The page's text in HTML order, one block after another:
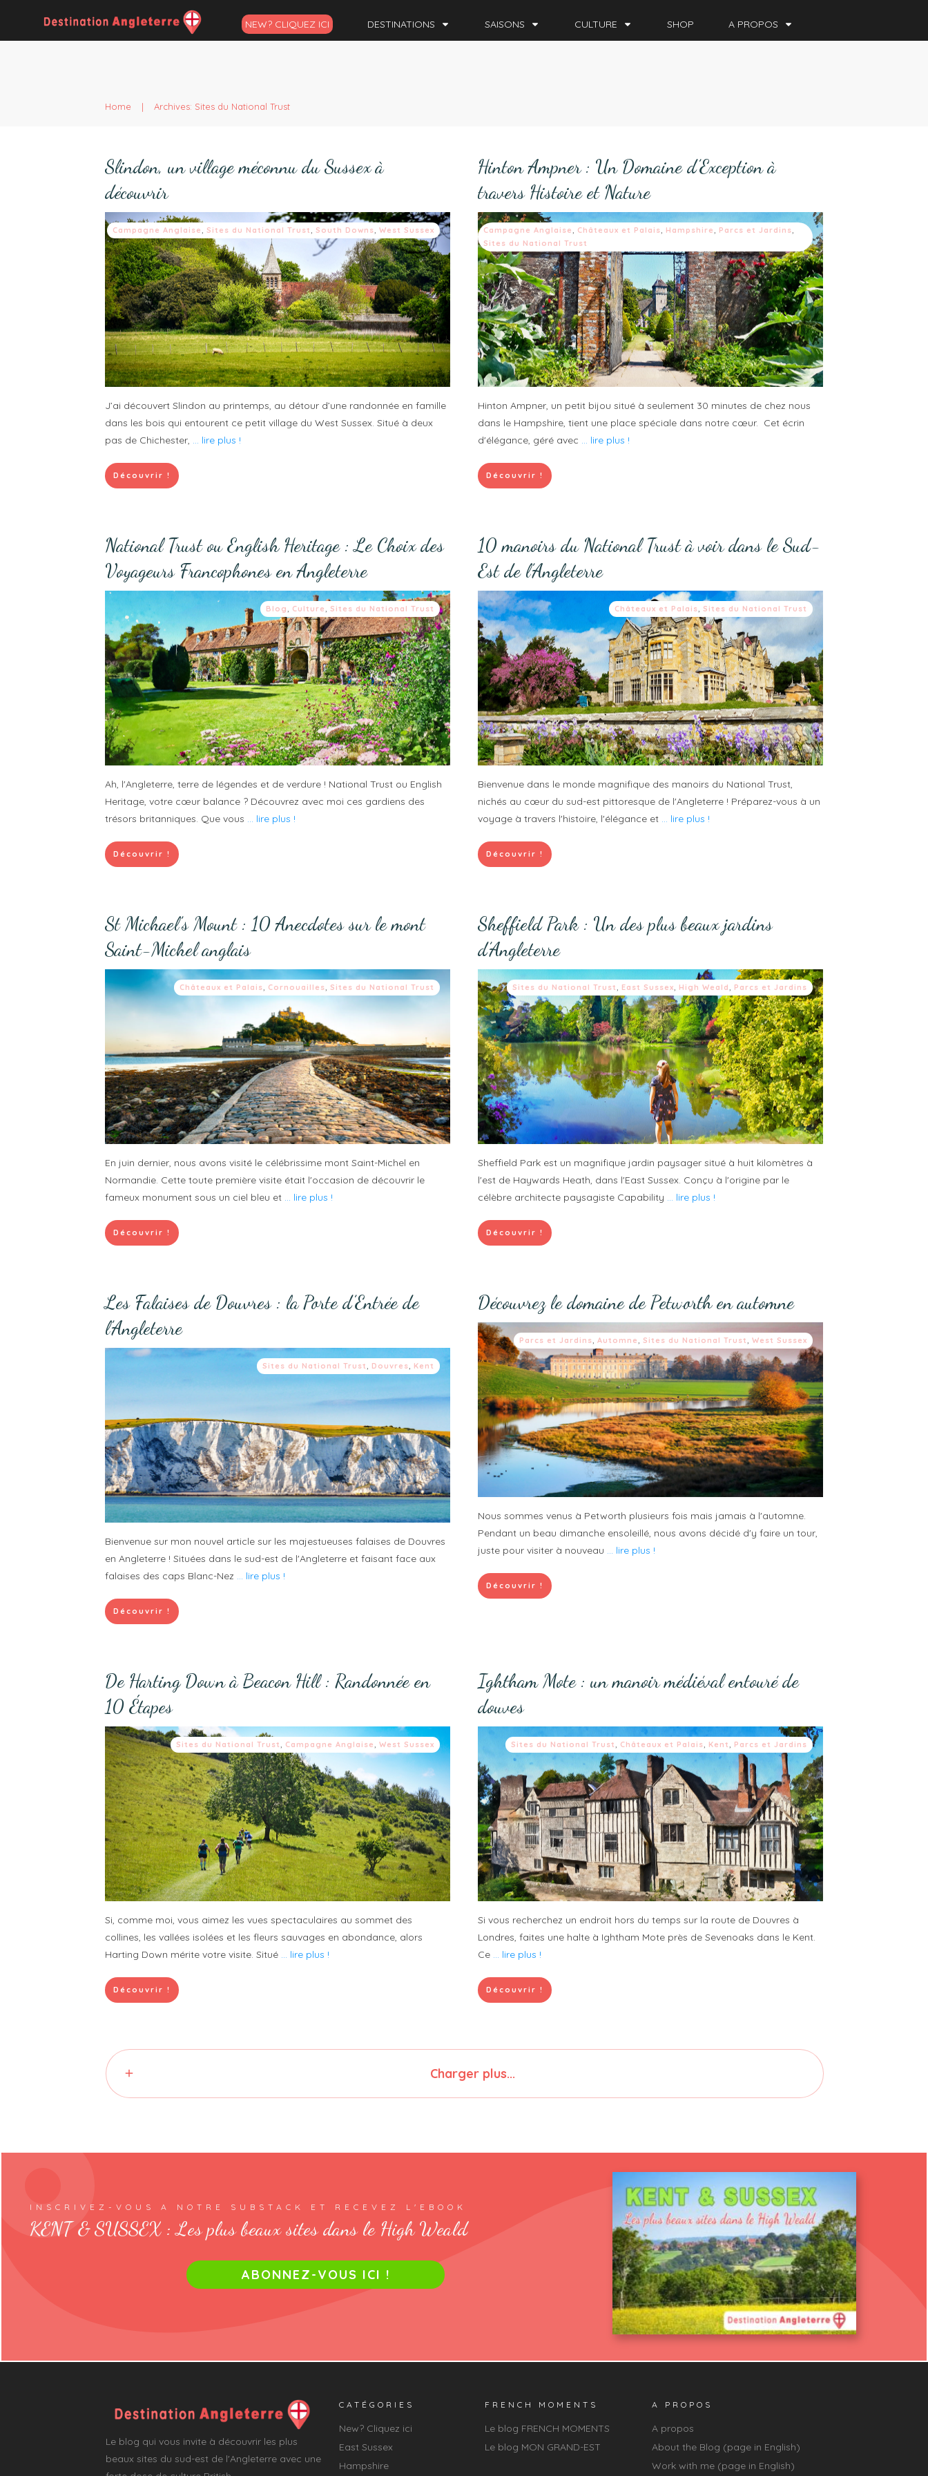
NEW? CLIQUEZ ICI DESTINATIONS SAISONS CULTURE SHOP A PROPOS
Home | Archives: Sites du National Trust
Slindon, un village méconnu du Sussex à
découvrir
Campagne Anglaise Sites du National Trust South Downs West Sussex
J’ai découvert Slindon au printemps, au détour d’une randonnée en famille
dans les bois qui entourent ce petit village du West Sussex. Situé à deux
pas de Chichester, ... lire plus !
Découvrir !
Hinton Ampner : Un Domaine d’Exception à
travers Histoire et Nature
Campagne Anglaise Châteaux et Palais Hampshire Parcs et Jardins
Sites du National Trust
Hinton Ampner, un petit bijou situé à seulement 30 minutes de chez nous
dans le Hampshire, tient une place spéciale dans notre cœur. Cet écrin
d'élégance, géré avec ... lire plus !
Découvrir !
National Trust ou English Heritage : Le Choix des
Voyageurs Francophones en Angleterre
Blog Culture Sites du National Trust
Ah, l'Angleterre, terre de légendes et de verdure ! National Trust ou English
Heritage, votre cœur balance ? Découvrez avec moi ces gardiens des
trésors britanniques. Que vous ... lire plus !
Découvrir !
10 manoirs du National Trust à voir dans le Sud-
Est de l’Angleterre
Châteaux et Palais Sites du National Trust
Bienvenue dans le monde magnifique des manoirs du National Trust,
nichés au cœur du sud-est pittoresque de l'Angleterre ! Préparez-vous à un
voyage à travers l'histoire, l'élégance et ... lire plus !
Découvrir !
St Michael’s Mount : 10 Anecdotes sur le mont
Saint-Michel anglais
Châteaux et Palais Cornouailles Sites du National Trust
En juin dernier, nous avons visité le célébrissime mont Saint-Michel en
Normandie. Cette toute première visite était l'occasion de découvrir le
fameux monument sous un ciel bleu et ... lire plus !
Découvrir !
Sheffield Park : Un des plus beaux jardins
d’Angleterre
Sites du National Trust East Sussex High Weald Parcs et Jardins
Sheffield Park est un magnifique jardin paysager situé à huit kilomètres à
l'est de Haywards Heath, dans l'East Sussex. Conçu à l'origine par le
célèbre architecte paysagiste Capability ... lire plus !
Découvrir !
Les Falaises de Douvres : la Porte d’Entrée de
l’Angleterre
Sites du National Trust Douvres Kent
Bienvenue sur mon nouvel article sur les majestueuses falaises de Douvres
en Angleterre ! Situées dans le sud-est de l'Angleterre et faisant face aux
falaises des caps Blanc-Nez ... lire plus !
Découvrir !
Découvrez le domaine de Petworth en automne
Parcs et Jardins Automne Sites du National Trust West Sussex
Nous sommes venus à Petworth plusieurs fois mais jamais à l'automne.
Pendant un beau dimanche ensoleillé, nous avons décidé d'y faire un tour,
juste pour visiter à nouveau ... lire plus !
Découvrir !
De Harting Down à Beacon Hill : Randonnée en
10 Étapes
Sites du National Trust Campagne Anglaise West Sussex
Si, comme moi, vous aimez les vues spectaculaires au sommet des
collines, les vallées isolées et les fleurs sauvages en abondance, alors
Harting Down mérite votre visite. Situé ... lire plus !
Découvrir !
Ightham Mote : un manoir médiéval entouré de
douves
Sites du National Trust Châteaux et Palais Kent Parcs et Jardins
Si vous recherchez un endroit hors du temps sur la route de Douvres à
Londres, faites une halte à Ightham Mote près de Sevenoaks dans le Kent.
Ce ... lire plus !
Découvrir !
Charger plus...
INSCRIVEZ-VOUS A NOTRE SUBSTACK ET RECEVEZ L'EBOOK
KENT & SUSSEX : Les plus beaux sites dans le High Weald
ABONNEZ-VOUS ICI !
Le blog qui vous invite à découvrir les plus
beaux sites du sud-est de l'Angleterre avec une
CATÉGORIES
New? Cliquez ici
East Sussex
Hampshire
FRENCH MOMENTS
Le blog FRENCH MOMENTS
Le blog MON GRAND-EST
A PROPOS
A propos
About the Blog (page in English)
Work with me (page in English)